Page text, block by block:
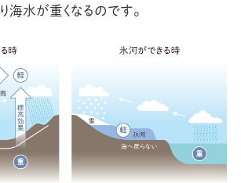
海水が重くなるのです。